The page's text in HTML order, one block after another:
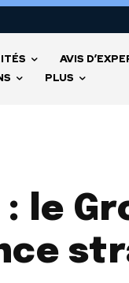
AVIS
PLUS
: le